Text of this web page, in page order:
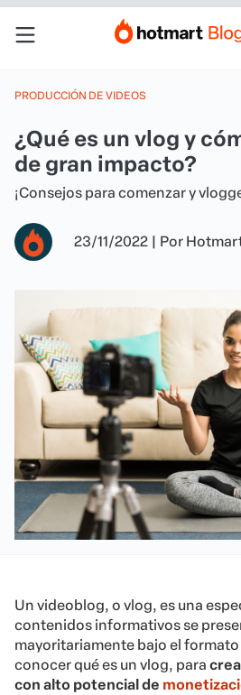
PRODUCCIÓN DE VIDEOS
¿Qué es un vlog y
de gran impacto?
¡Consejos para comenzar y
23/11/2022 | Por
Un videoblog, o vlog, es una
contenidos informativos se
mayoritariamente bajo el formato
conocer qué es un vlog, para
con alto potencial de